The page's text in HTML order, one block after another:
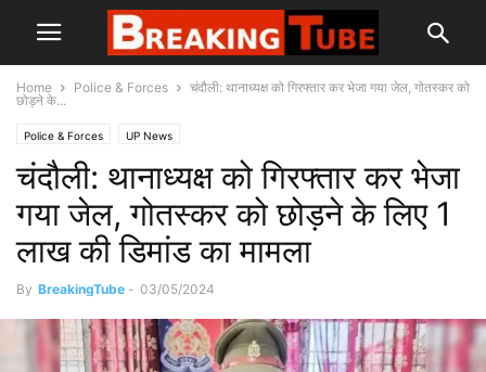
Home Police & Forces
चंदौली: थानाध्यक्ष को गिरफ्तार कर भेजा गया जेल, गोतस्कर को
छोड़ने के...
Police & Forces UP News
चंदौली: थानाध्यक्ष को गिरफ्तार कर भेजा
गया जेल, गोतस्कर को छोड़ने के लिए 1
लाख की डिमांड का मामला
By BreakingTube - 03/05/2024